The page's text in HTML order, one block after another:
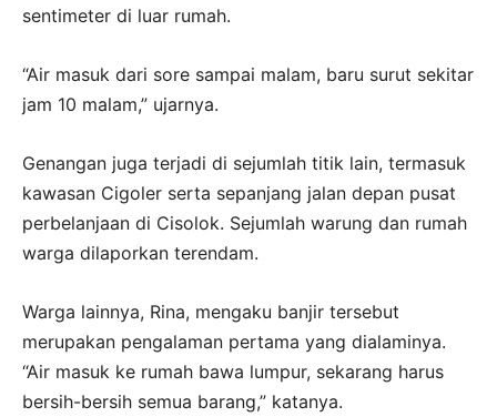
sentimeter di luar rumah.
“Air masuk dari sore sampai malam, baru surut sekitar
jam 10 malam,” ujarnya.
Genangan juga terjadi di sejumlah titik lain, termasuk
kawasan Cigoler serta sepanjang jalan depan pusat
perbelanjaan di Cisolok. Sejumlah warung dan rumah
warga dilaporkan terendam.
Warga lainnya, Rina, mengaku banjir tersebut
merupakan pengalaman pertama yang dialaminya.
“Air masuk ke rumah bawa lumpur, sekarang harus
bersih-bersih semua barang,” katanya.